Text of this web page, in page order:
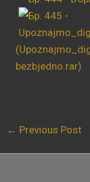
bezbjedno.rar)
← Previous Post